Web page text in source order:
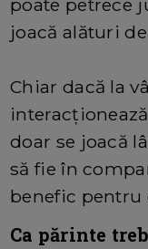
poate petrece
joacă alături
Chiar dacă la
doar se joacă
să fie în
benefic pentru
Ca părinte